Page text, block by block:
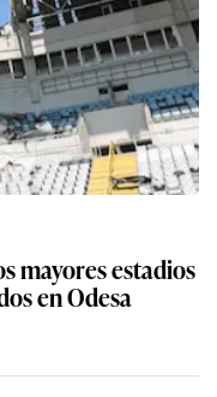
mayores estadios
en Odesa